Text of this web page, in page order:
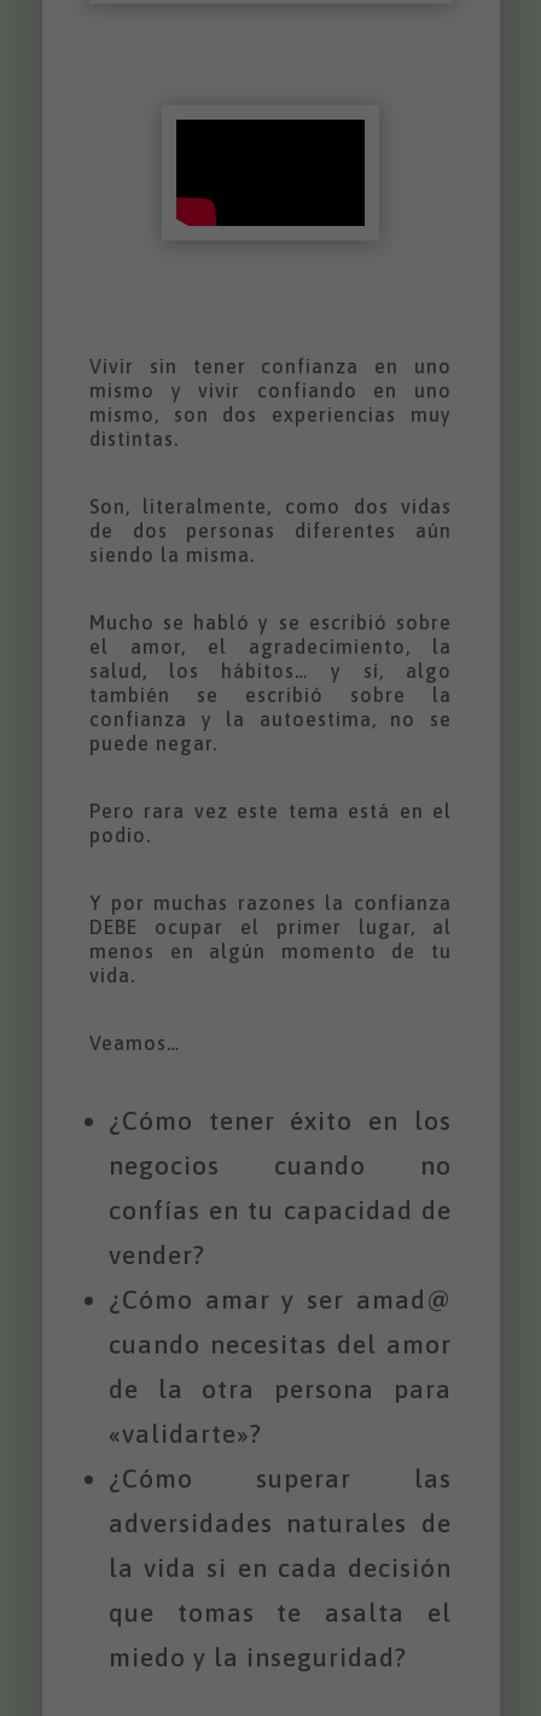
Vivir sin tener confianza en uno
mismo y vivir confiando en uno
mismo, son dos experiencias muy
distintas.
Son, literalmente, como dos vidas
de dos personas diferentes aún
siendo la misma.
Mucho se habló y se escribió sobre
el amor, el agradecimiento, la
salud, los hábitos… y sí, algo
también se escribió sobre la
confianza y la autoestima, no se
puede negar.
Pero rara vez este tema está en el
podio.
Y por muchas razones la confianza
DEBE ocupar el primer lugar, al
menos en algún momento de tu
vida.
Veamos…
¿Cómo tener éxito en los
negocios cuando no
confías en tu capacidad de
vender?
¿Cómo amar y ser amad@
cuando necesitas del amor
de la otra persona para
«validarte»?
¿Cómo superar las
adversidades naturales de
la vida si en cada decisión
que tomas te asalta el
miedo y la inseguridad?